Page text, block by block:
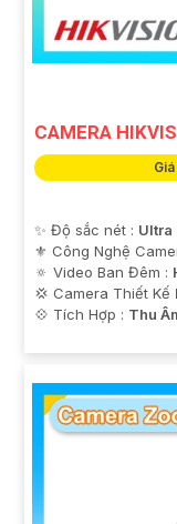
CAMERA
✨ Độ sắc nét : Ultra
⚜️ Công Nghệ
🔅 Video Ban Đêm :
💢 Camera Thiết Kế
️💠 Tích Hợp : Thu